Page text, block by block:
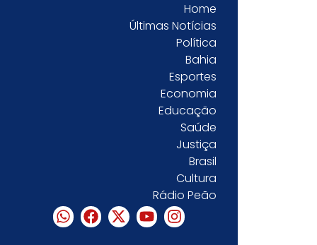
Home
Últimas Notícias
Política
Bahia
Esportes
Economia
Educação
Saúde
Justiça
Brasil
Cultura
Rádio Peão